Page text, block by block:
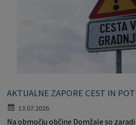
AKTUALNE ZAPORE CEST IN
13.07.2026
Na območju občine Domžale so